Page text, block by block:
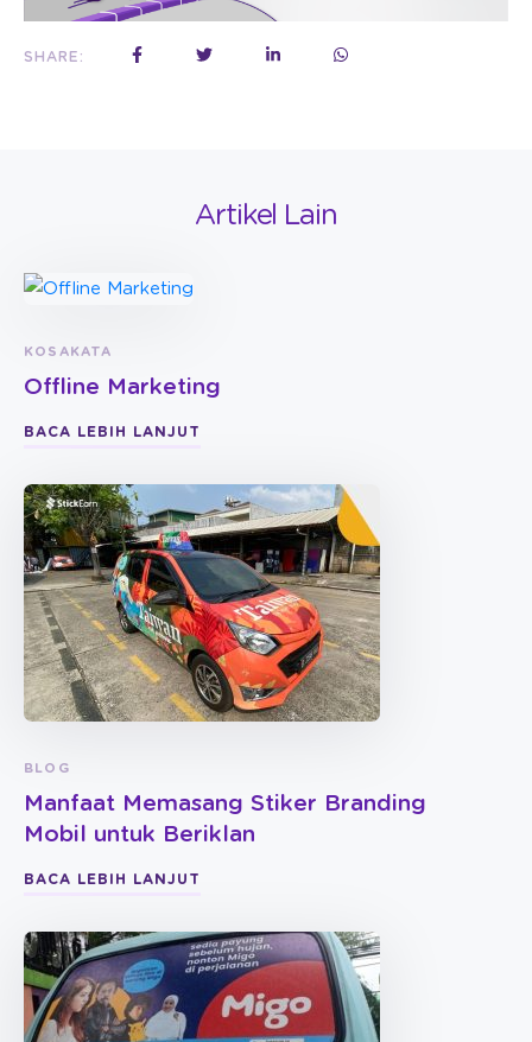
SHARE:
Artikel Lain
KOSAKATA
Offline Marketing
BACA LEBIH LANJUT
BLOG
Manfaat Memasang Stiker Branding
Mobil untuk Beriklan
BACA LEBIH LANJUT